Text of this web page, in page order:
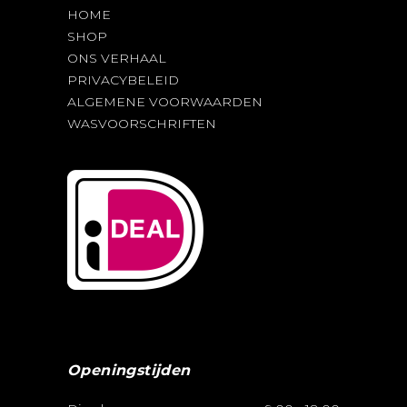
HOME
SHOP
ONS VERHAAL
PRIVACYBELEID
ALGEMENE VOORWAARDEN
WASVOORSCHRIFTEN
Openingstijden